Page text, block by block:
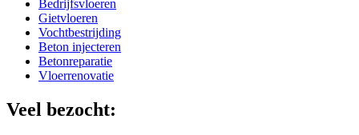
Bedrijfsvloeren
Gietvloeren
Vochtbestrijding
Beton injecteren
Betonreparatie
Vloerrenovatie
Veel bezocht: